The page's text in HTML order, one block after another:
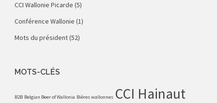
CCI Wallonie Picarde (5)
Conférence Wallonie (1)
Mots du président(52)
MOTS-CLÉS
B2B Belgian Beer of Wallonia Bières wallonnes CCI Hainaut